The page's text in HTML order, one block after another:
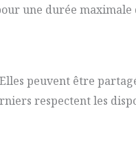
une durée maximale
peuvent être
respectent les